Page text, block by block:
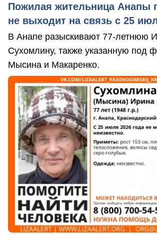
Пожилая жительница Анапы
не выходит на связь с 25
В Анапе разыскивают 77-летнюю
Сухомлину, также указанную под
Мысина и Макаренко.